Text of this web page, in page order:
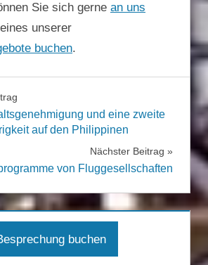
Sie sich gerne an uns
unserer
buchen.
und eine zweite
auf den Philippinen
Nächster Beitrag
von Fluggesellschaften
buchen